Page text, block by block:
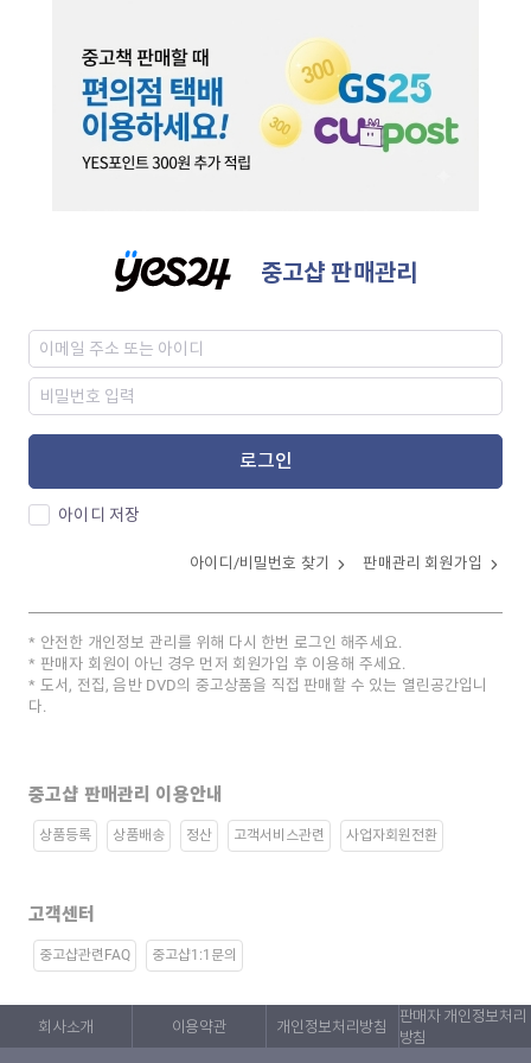
중고샵 판매관리
로그인
아이디 저장
아이디/비밀번호 찾기 판매관리 회원가입
안전한 개인정보 관리를 위해 다시 한번 로그인 해주세요.
판매자 회원이 아닌 경우 먼저 회원가입 후 이용해 주세요.
도서, 전집, 음반 DVD의 중고상품을 직접 판매할 수 있는 열린공간입니
다.
중고샵 판매관리 이용안내
상품등록 상품배송 정산 고객서비스관련 사업자회원전환
고객센터
중고샵관련FAQ 중고샵1:1문의
회사소개 이용약관 개인정보처리방침
판매자 개인정보처리
방침